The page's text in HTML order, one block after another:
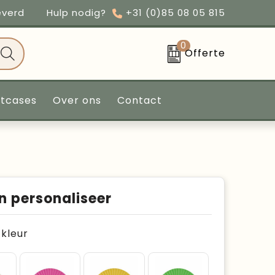
Hulp nodig? +31 (0)85 08 05 815
0
Offerte
Over ons Contact
personaliseer
kleur